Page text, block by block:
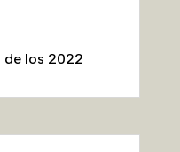
de los 2022